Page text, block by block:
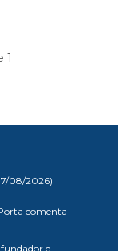
1
08/2026)
comenta
e...